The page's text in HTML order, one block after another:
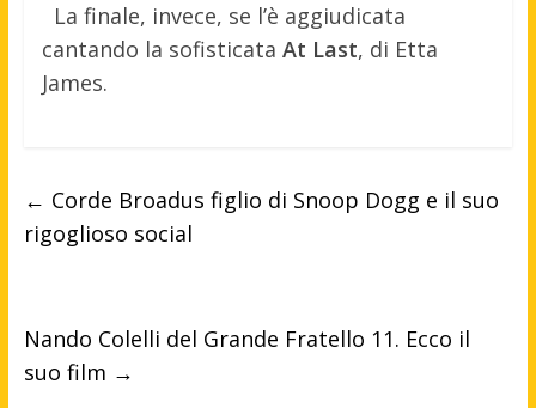
La finale, invece, se l’è aggiudicata
cantando la sofisticata At Last, di Etta
James.
← Corde Broadus figlio di Snoop Dogg e il suo
rigoglioso social
Nando Colelli del Grande Fratello 11. Ecco il
suo film →